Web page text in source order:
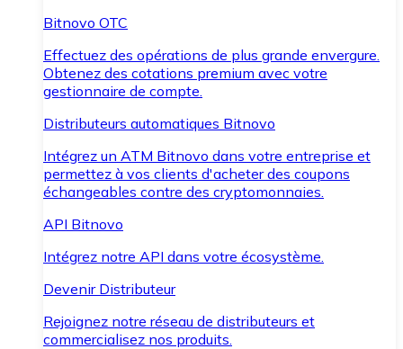
Bitnovo OTC
Effectuez des opérations de plus grande envergure.
Obtenez des cotations premium avec votre
gestionnaire de compte.
Distributeurs automatiques Bitnovo
Intégrez un ATM Bitnovo dans votre entreprise et
permettez à vos clients d'acheter des coupons
échangeables contre des cryptomonnaies.
API Bitnovo
Intégrez notre API dans votre écosystème.
Devenir Distributeur
Rejoignez notre réseau de distributeurs et
commercialisez nos produits.